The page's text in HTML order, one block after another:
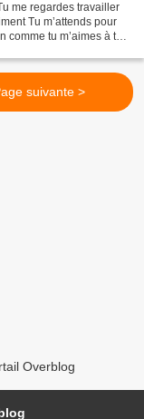
me regardes travailler
Tu m’attends pour
comme tu m’aimes à ta
suivante >
Overblog